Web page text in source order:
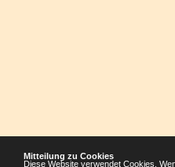
Mitteilung zu Cookies
Diese Website verwendet Cookies.